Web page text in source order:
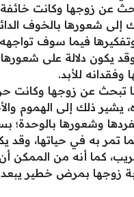
عن زوجها وكانت خائفة
إلى شعورها بالخوف
فيما سوف
يكون دلالة على
للأبد.
تبحث عن زوجها وكانت
يشير ذلك إلى الهموم
وشعورها بالوحدة؛
تمر به في حياتها، وقد
كما أنه من الممكن
زوجها بمرض خطير